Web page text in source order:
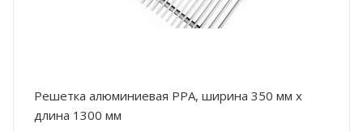
Решетка алюминиевая РРА, ширина 350 мм х
длина 1300 мм